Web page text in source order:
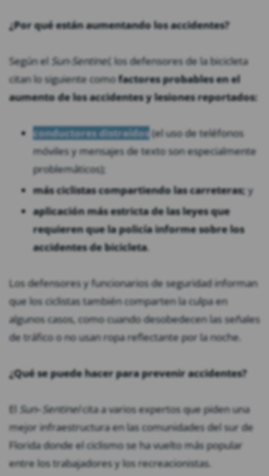
¿Por qué están aumentando los accidentes?
Según el Sun-Sentinel, los defensores de la bicicleta
citan lo siguiente comofactores probables en el
aumento de los accidentes y lesiones reportados:
conductores distraídos(el uso de teléfonos
móviles y mensajes de texto son especialmente
problemáticos);
más ciclistas compartiendo las carreteras; y
aplicación más estricta de las leyes que
requieren que la policía informe sobre los
accidentes de bicicleta.
Los defensores y funcionarios de seguridad informan
que los ciclistas también comparten la culpa en
algunos casos, como cuando desobedecen las señales
de tráfico o no usan ropa reflectante por la noche.
¿Qué se puede hacer para prevenir accidentes?
El Sun–Sentinelcita a varios expertos que piden una
mejor infraestructura en las comunidades del sur de
Florida donde el ciclismo se ha vuelto más popular
entre los trabajadores y los recreacionistas.